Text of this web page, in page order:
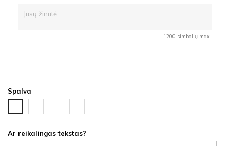
1200 simbolių max.
Spalva
HDF
HDF
latte
HDF
Ar reikalingas tekstas?